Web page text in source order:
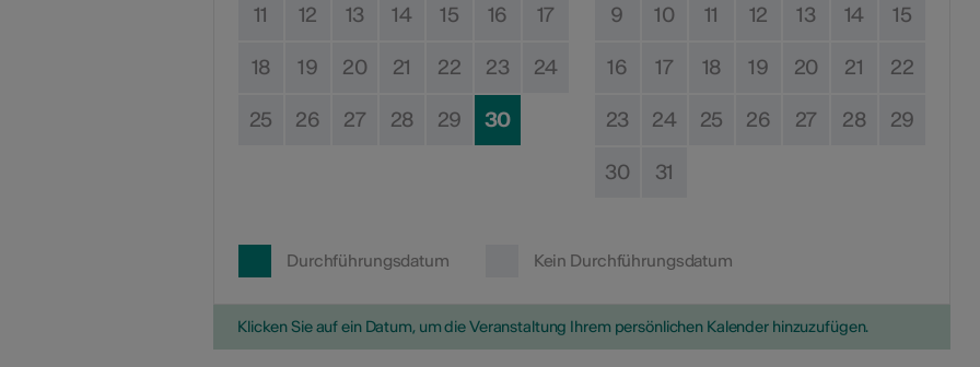
11 12 13 14 15 16 17
18 19 20 21 22 23 24
25 26 27 28 29 30
9 10 11 12 13 14 15
16 17 18 19 20 21 22
23 24 25 26 27 28 29
30 31
Durchführungsdatum Kein Durchführungsdatum
Klicken Sie auf ein Datum, um die Veranstaltung Ihrem persönlichen Kalender hinzuzufügen.